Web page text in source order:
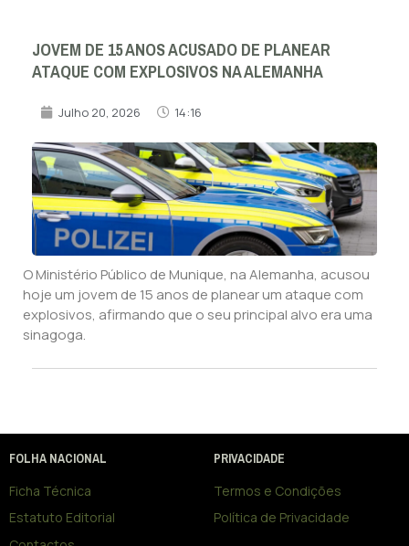
JOVEM DE 15 ANOS ACUSADO DE PLANEAR
ATAQUE COM EXPLOSIVOS NA ALEMANHA
Julho 20, 2026 14:16
O Ministério Público de Munique, na Alemanha, acusou
hoje um jovem de 15 anos de planear um ataque com
explosivos, afirmando que o seu principal alvo era uma
sinagoga.
FOLHA NACIONAL
Ficha Técnica
Estatuto Editorial
PRIVACIDADE
Termos e Condições
Política de Privacidade